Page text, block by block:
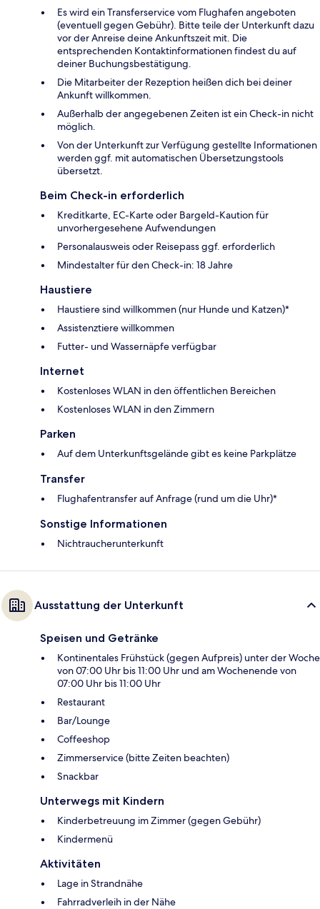
Es wird ein Transferservice vom Flughafen angeboten
(eventuell gegen Gebühr). Bitte teile der Unterkunft dazu
vor der Anreise deine Ankunftszeit mit. Die
entsprechenden Kontaktinformationen findest du auf
deiner Buchungsbestätigung.
Die Mitarbeiter der Rezeption heißen dich bei deiner
Ankunft willkommen.
Außerhalb der angegebenen Zeiten ist ein Check-in nicht
möglich.
Von der Unterkunft zur Verfügung gestellte Informationen
werden ggf. mit automatischen Übersetzungstools
übersetzt.
Beim Check-in erforderlich
Kreditkarte, EC-Karte oder Bargeld-Kaution für
unvorhergesehene Aufwendungen
Personalausweis oder Reisepass ggf. erforderlich
Mindestalter für den Check-in: 18 Jahre
Haustiere
Haustiere sind willkommen (nur Hunde und Katzen)*
Assistenztiere willkommen
Futter- und Wassernäpfe verfügbar
Internet
Kostenloses WLAN in den öffentlichen Bereichen
Kostenloses WLAN in den Zimmern
Parken
Auf dem Unterkunftsgelände gibt es keine Parkplätze
Transfer
Flughafentransfer auf Anfrage (rund um die Uhr)*
Sonstige Informationen
Nichtraucherunterkunft
Ausstattung der Unterkunft
Speisen und Getränke
Kontinentales Frühstück (gegen Aufpreis) unter der Woche
von 07:00 Uhr bis 11:00 Uhr und am Wochenende von
07:00 Uhr bis 11:00 Uhr
Restaurant
Bar/Lounge
Coffeeshop
Zimmerservice (bitte Zeiten beachten)
Snackbar
Unterwegs mit Kindern
Kinderbetreuung im Zimmer (gegen Gebühr)
Kindermenü
Aktivitäten
Lage in Strandnähe
Fahrradverleih in der Nähe